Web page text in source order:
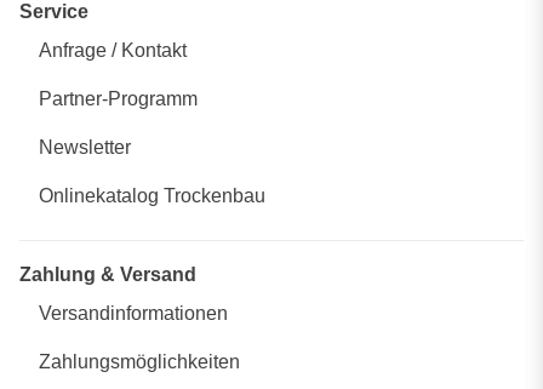
Service
Anfrage / Kontakt
Partner-Programm
Newsletter
Onlinekatalog Trockenbau
Zahlung & Versand
Versandinformationen
Zahlungsmöglichkeiten